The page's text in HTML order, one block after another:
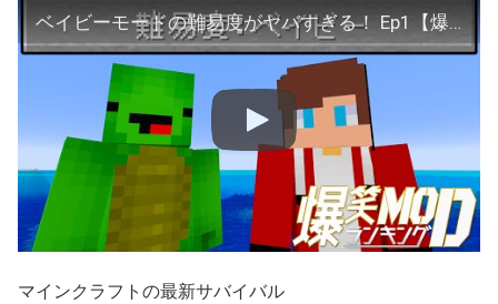
ベイビーモードの難易度がヤバすぎる！ Ep1【爆笑MODランキング】
マインクラフトの最新サバイバル